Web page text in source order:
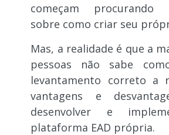
começam procurando
sobre como criar seu
Mas, a realidade é que a
pessoas não sabe
levantamento correto a
vantagens e
desenvolver e
plataforma EAD própria.